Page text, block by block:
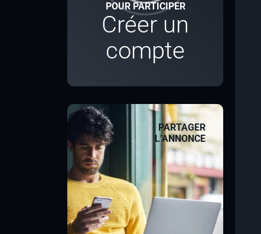
POUR PARTICIPER
Créer un
compte
PARTAGER
L’ANNONCE